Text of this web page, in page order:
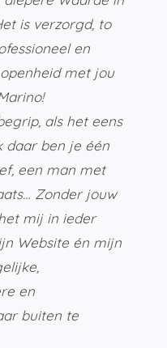
is verzorgd, to
en
met jou
als het eens
daar ben je één
een man met
Zonder jouw
mij in ieder
Website én mijn
en
buiten te